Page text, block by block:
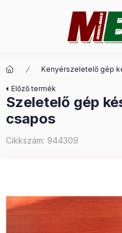
Kenyérszeletelő gép
Előző termék
Szeletelő gép
csapos
Cikkszám: 944309